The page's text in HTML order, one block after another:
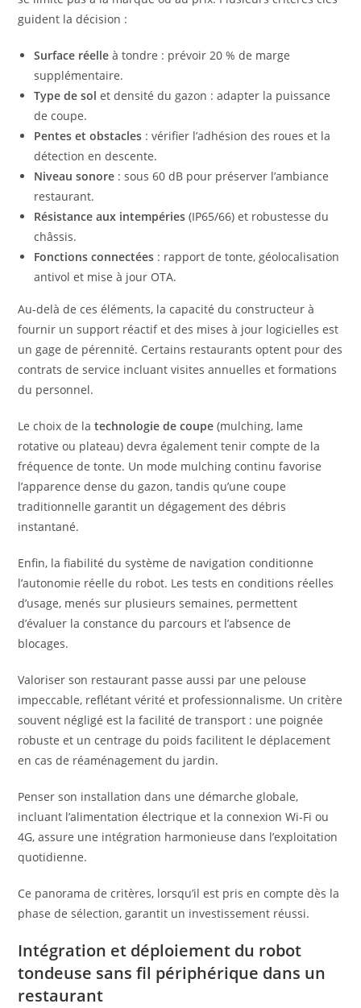
guident la décision :
Surface réelle à tondre : prévoir 20 % de marge
supplémentaire.
Type de sol et densité du gazon : adapter la puissance
de coupe.
Pentes et obstacles : vérifier l’adhésion des roues et la
détection en descente.
Niveau sonore : sous 60 dB pour préserver l’ambiance
restaurant.
Résistance aux intempéries (IP65/66) et robustesse du
châssis.
Fonctions connectées : rapport de tonte, géolocalisation
antivol et mise à jour OTA.
Au-delà de ces éléments, la capacité du constructeur à
fournir un support réactif et des mises à jour logicielles est
un gage de pérennité. Certains restaurants optent pour des
contrats de service incluant visites annuelles et formations
du personnel.
Le choix de latechnologie de coupe (mulching, lame
rotative ou plateau) devra également tenir compte de la
fréquence de tonte. Un mode mulching continu favorise
l’apparence dense du gazon, tandis qu’une coupe
traditionnelle garantit un dégagement des débris
instantané.
Enfin, la fiabilité du système de navigation conditionne
l’autonomie réelle du robot. Les tests en conditions réelles
d’usage, menés sur plusieurs semaines, permettent
d’évaluer la constance du parcours et l’absence de
blocages.
Valoriser son restaurant passe aussi par une pelouse
impeccable, reflétant vérité et professionnalisme. Un critère
souvent négligé est la facilité de transport : une poignée
robuste et un centrage du poids facilitent le déplacement
en cas de réaménagement du jardin.
Penser son installation dans une démarche globale,
incluant l’alimentation électrique et la connexion Wi-Fi ou
4G, assure une intégration harmonieuse dans l’exploitation
quotidienne.
Ce panorama de critères, lorsqu’il est pris en compte dès la
phase de sélection, garantit un investissement réussi.
Intégration et déploiement du robot
tondeuse sans fil périphérique dans un
restaurant